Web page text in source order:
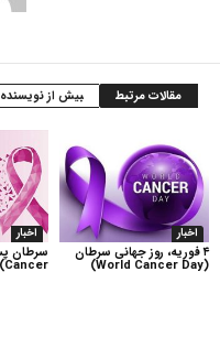
مقالات مرتبط بیش از نویسنده
اخبار
Cancer)
اخبار
۴ فوریه، روز جهانی سرطان
(World Cancer Day)